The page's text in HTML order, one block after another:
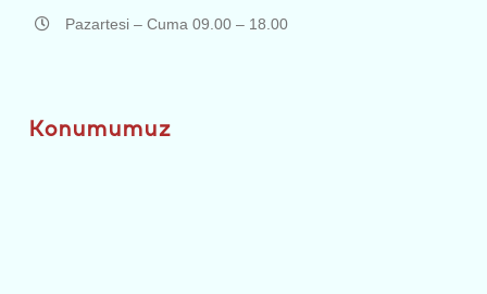
Pazartesi – Cuma 09.00 – 18.00
Konumumuz